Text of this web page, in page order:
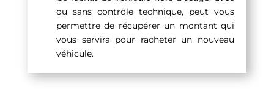
ou sans contrôle technique, peut vous
permettre de récupérer un montant qui
vous servira pour racheter un nouveau
véhicule.